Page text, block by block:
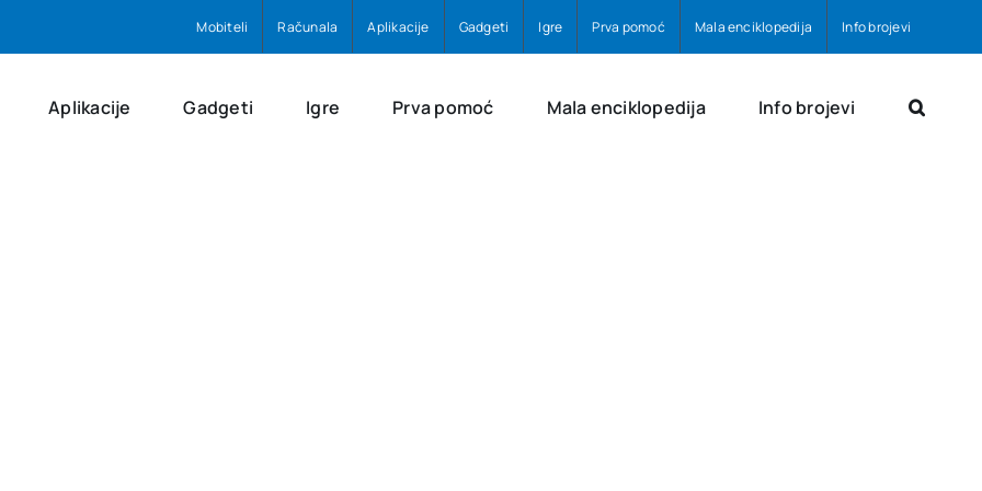
Mobiteli Računala Aplikacije Gadgeti Igre Prva pomoć Mala enciklopedija Info brojevi
Aplikacije Gadgeti Igre Prva pomoć Mala enciklopedija Info brojevi